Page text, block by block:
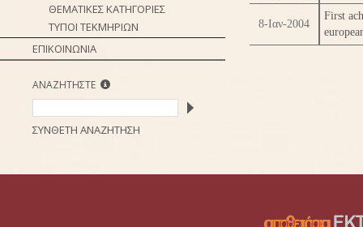
ΘΕΜΑΤΙΚΕΣ ΚΑΤΗΓΟΡΙΕΣ
ΤΥΠΟΙ ΤΕΚΜΗΡΙΩΝ
ΕΠΙΚΟΙΝΩΝΙΑ
ΑΝΑΖΗΤΗΣΤΕ
ΣΥΝΘΕΤΗ ΑΝΑΖΗΤΗΣΗ
8-Ιαν-2004
First